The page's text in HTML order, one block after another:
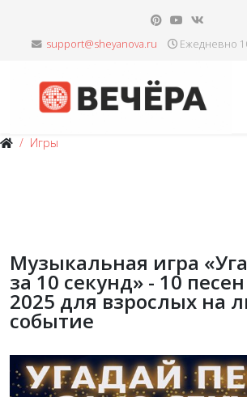
Ежедневно
Игры
Музыкальная игра
за 10 секунд» - 10
2025 для взрослых на
событие